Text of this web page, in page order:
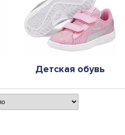
Детская обувь